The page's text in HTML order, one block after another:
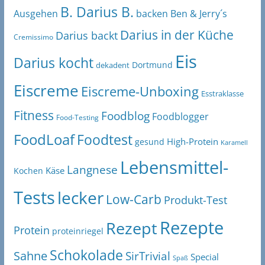
Ausgehen B. Darius B. backen Ben & Jerry´s
Cremissimo Darius backt Darius in der Küche
Darius kocht dekadent Dortmund Eis
Eiscreme Eiscreme-Unboxing Esstraklasse
Fitness Food-Testing Foodblog Foodblogger
FoodLoaf Foodtest gesund High-Protein Karamell
Kochen Käse Langnese Lebensmittel-
Testslecker Low-Carb Produkt-Test
Protein proteinriegel RezeptRezepte
SahneSchokolade SirTrivial Spaß Special